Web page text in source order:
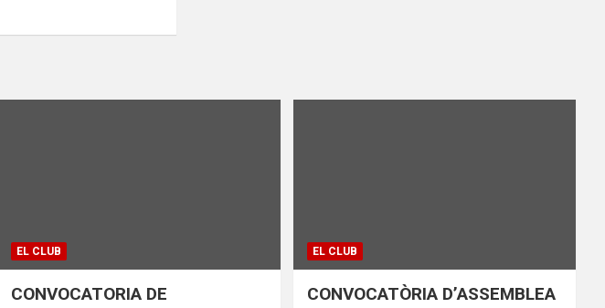
EL CLUB
CONVOCATORIA DE
EL CLUB
CONVOCATÒRIA D’ASSEMBLEA